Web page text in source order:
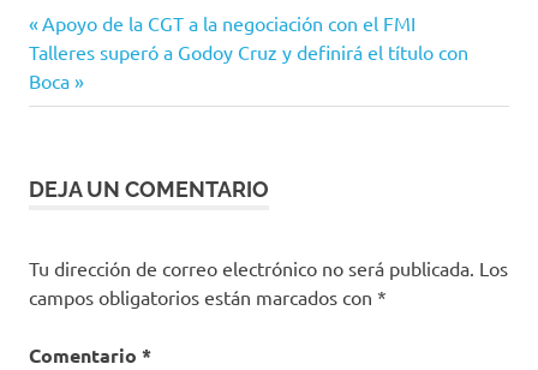
Navegación
de
Entrada
anterior:
Apoyo de la CGT a la negociación con el FMI
Siguiente
entrada:
Talleres superó a Godoy Cruz y definirá el título con
Boca
DEJA UN COMENTARIO
Tu dirección de correo electrónico no será publicada. Los
campos obligatorios están marcados con *
Comentario *